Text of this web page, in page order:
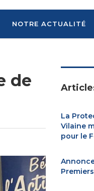
NOTRE ACTUALITÉ
de
La
Vilaine
pour le